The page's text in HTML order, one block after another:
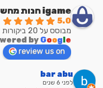
igame חנות מחשבים קונסולות וגיימיניג
5.0
מבוסס על 20 ביקורות
by Google
review us on
bar abu
לפני 6 שנים